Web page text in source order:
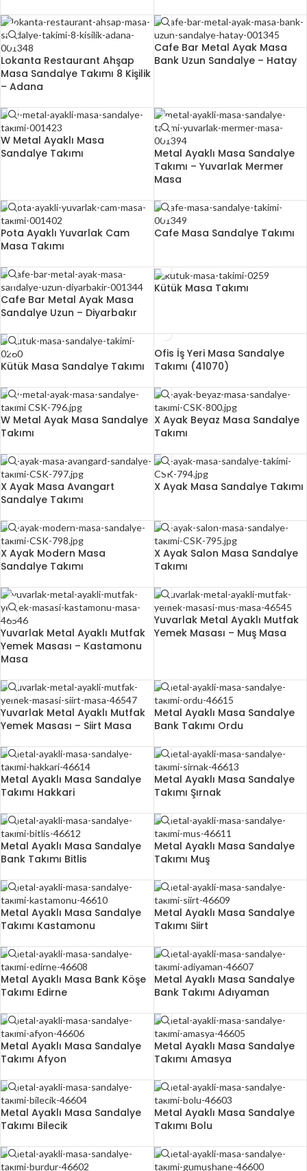
Lokanta Restaurant Ahşap
Masa Sandalye Takımı 8 Kişilik
– Adana
Cafe Bar Metal Ayak Masa
Bank Uzun Sandalye – Hatay
W Metal Ayaklı Masa
Sandalye Takımı
Metal Ayaklı Masa Sandalye
Takımı – Yuvarlak Mermer
Masa
Pota Ayaklı Yuvarlak Cam
Masa Takımı
Cafe Masa Sandalye Takımı
Cafe Bar Metal Ayak Masa
Sandalye Uzun – Diyarbakır
Kütük Masa Takımı
Kütük Masa Sandalye Takımı
Ofis İş Yeri Masa Sandalye
Takımı (41070)
W Metal Ayak Masa Sandalye
Takımı
X Ayak Beyaz Masa Sandalye
Takımı
X Ayak Masa Avangart
Sandalye Takımı
X Ayak Masa Sandalye Takımı
X Ayak Modern Masa
Sandalye Takımı
X Ayak Salon Masa Sandalye
Takımı
Yuvarlak Metal Ayaklı Mutfak
Yemek Masası – Kastamonu
Masa
Yuvarlak Metal Ayaklı Mutfak
Yemek Masası – Muş Masa
Yuvarlak Metal Ayaklı Mutfak
Yemek Masası – Siirt Masa
Metal Ayaklı Masa Sandalye
Bank Takımı Ordu
Metal Ayaklı Masa Sandalye
Takımı Hakkari
Metal Ayaklı Masa Sandalye
Takımı Şırnak
Metal Ayaklı Masa Sandalye
Bank Takımı Bitlis
Metal Ayaklı Masa Sandalye
Takımı Muş
Metal Ayaklı Masa Sandalye
Takımı Kastamonu
Metal Ayaklı Masa Sandalye
Takımı Siirt
Metal Ayaklı Masa Bank Köşe
Takımı Edirne
Metal Ayaklı Masa Sandalye
Bank Takımı Adıyaman
Metal Ayaklı Masa Sandalye
Takımı Afyon
Metal Ayaklı Masa Sandalye
Takımı Amasya
Metal Ayaklı Masa Sandalye
Takımı Bilecik
Metal Ayaklı Masa Sandalye
Takımı Bolu